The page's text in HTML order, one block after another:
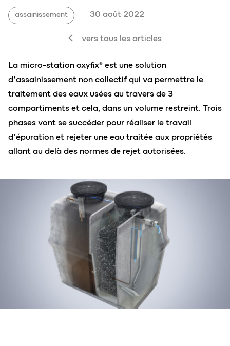
assainissement 30 août 2022
vers tous les articles
La micro-station oxyfix® est une solution
d’assainissement non collectif qui va permettre le
traitement des eaux usées au travers de 3
compartiments et cela, dans un volume restreint. Trois
phases vont se succéder pour réaliser le travail
d’épuration et rejeter une eau traitée aux propriétés
allant au delà des normes de rejet autorisées.